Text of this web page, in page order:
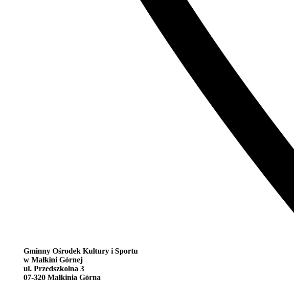
Gminny Ośrodek Kultury i Sportu
w Małkini Górnej
ul. Przedszkolna 3
07-320 Małkinia Górna